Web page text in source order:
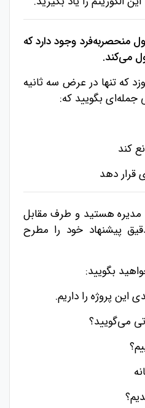
منحصربه‌فرد وجود دارد که
می‌کند.
که تنها در عرض سه ثانیه
بگویید که:
کند
قرار دهد
هستید و طرف مقابل
پیشنهاد خود را مطرح
بگویید:
این پروژه را داریم.
می‌گویید؟